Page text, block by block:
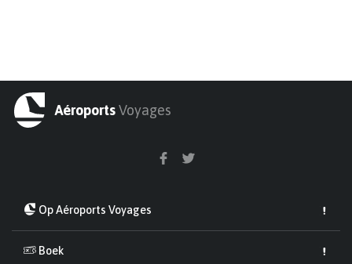
AéroportsVoyages
Op Aéroports Voyages
Boek